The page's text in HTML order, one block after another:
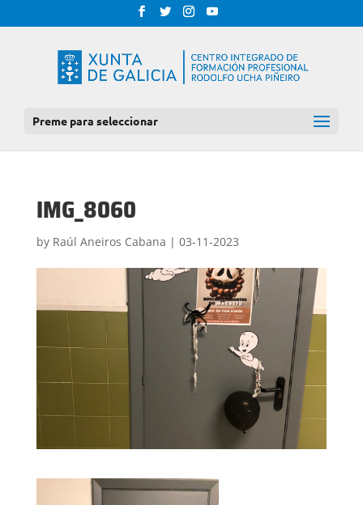
Preme para seleccionar
IMG_8060
by Raúl Aneiros Cabana | 03-11-2023